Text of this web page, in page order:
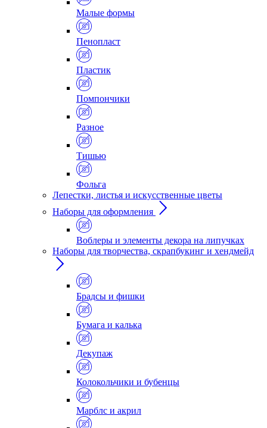
Малые формы
Пенопласт
Пластик
Помпончики
Разное
Тишью
Фольга
Лепестки, листья и искусственные цветы
Наборы для оформления
Воблеры и элементы декора на липучках
Наборы для творчества, скрапбукинг и хендмейд
Брадсы и фишки
Бумага и калька
Декупаж
Колокольчики и бубенцы
Марблс и акрил